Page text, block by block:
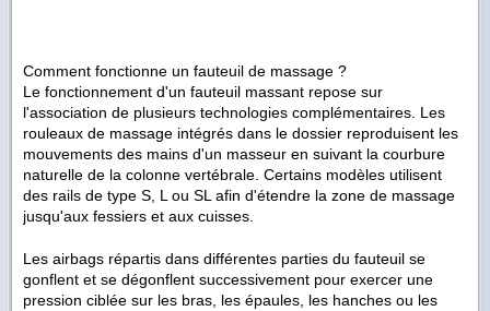
Comment fonctionne un fauteuil de massage ?
Le fonctionnement d'un fauteuil massant repose sur
l'association de plusieurs technologies complémentaires. Les
rouleaux de massage intégrés dans le dossier reproduisent les
mouvements des mains d'un masseur en suivant la courbure
naturelle de la colonne vertébrale. Certains modèles utilisent
des rails de type S, L ou SL afin d'étendre la zone de massage
jusqu'aux fessiers et aux cuisses.
Les airbags répartis dans différentes parties du fauteuil se
gonflent et se dégonflent successivement pour exercer une
pression ciblée sur les bras, les épaules, les hanches ou les